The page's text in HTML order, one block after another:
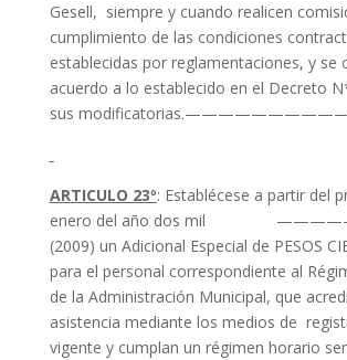
Gesell, siempre y cuando realicen
cumplimiento de las condiciones
establecidas por reglamentaciones, y se
acuerdo a lo establecido en el Decreto
sus
ARTICULO 23º: Establécese a partir del
enero del año dos mil
(2009) un Adicional Especial de PESOS
para el personal correspondiente al
de la Administración Municipal, que
asistencia mediante los medios de
vigente y cumplan un régimen horario